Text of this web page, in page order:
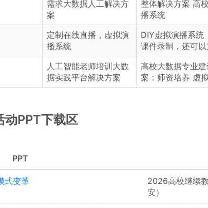
需求大数据人工解决方
案
整体解决方案 高
播系统
定制在线直播，虚拟演
播系统
DIY虚拟演播系
课件录制，还可
人工智能老师培训大数
据实践平台解决方案
高校大数据专业
案：师资培养 虚
动PPT下载区
PPT
式变革
2026高校继续
安）